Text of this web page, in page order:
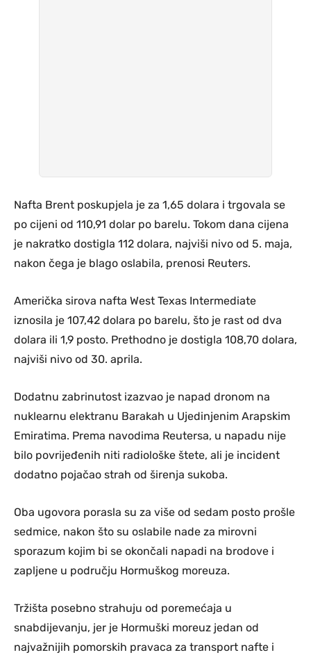
Nafta Brent poskupjela je za 1,65 dolara i trgovala se
po cijeni od 110,91 dolar po barelu. Tokom dana cijena
je nakratko dostigla 112 dolara, najviši nivo od 5. maja,
nakon čega je blago oslabila, prenosi Reuters.
Američka sirova nafta West Texas Intermediate
iznosila je 107,42 dolara po barelu, što je rast od dva
dolara ili 1,9 posto. Prethodno je dostigla 108,70 dolara,
najviši nivo od 30. aprila.
Dodatnu zabrinutost izazvao je napad dronom na
nuklearnu elektranu Barakah u Ujedinjenim Arapskim
Emiratima. Prema navodima Reutersa, u napadu nije
bilo povrijeđenih niti radiološke štete, ali je incident
dodatno pojačao strah od širenja sukoba.
Oba ugovora porasla su za više od sedam posto prošle
sedmice, nakon što su oslabile nade za mirovni
sporazum kojim bi se okončali napadi na brodove i
zapljene u području Hormuškog moreuza.
Tržišta posebno strahuju od poremećaja u
snabdijevanju, jer je Hormuški moreuz jedan od
najvažnijih pomorskih pravaca za transport nafte i